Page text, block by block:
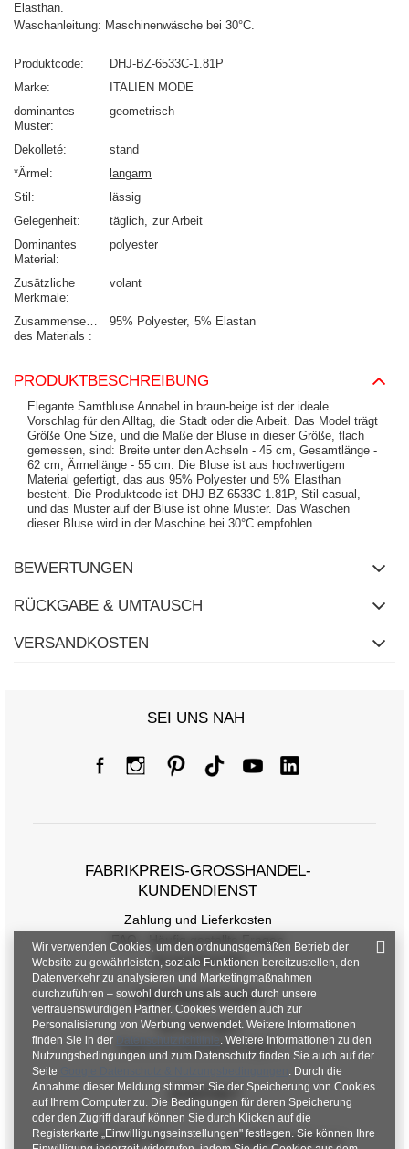
Elasthan.
Waschanleitung: Maschinenwäsche bei 30°C.
Produktcode
DHJ-BZ-6533C-1.81P
Marke
ITALIEN MODE
dominantes
Muster
geometrisch
Dekolleté
stand
*Ärmel
langarm
Stil
lässig
Gelegenheit
täglich zur Arbeit
Dominantes
Material
polyester
Zusätzliche
Merkmale
volant
Zusammensetzung
des Materials
95% Polyester 5% Elastan
PRODUKTBESCHREIBUNG
Elegante Samtbluse Annabel in braun-beige ist der ideale
Vorschlag für den Alltag, die Stadt oder die Arbeit. Das Model trägt
Größe One Size, und die Maße der Bluse in dieser Größe, flach
gemessen, sind: Breite unter den Achseln - 45 cm, Gesamtlänge -
62 cm, Ärmellänge - 55 cm. Die Bluse ist aus hochwertigem
Material gefertigt, das aus 95% Polyester und 5% Elasthan
besteht. Die Produktcode ist DHJ-BZ-6533C-1.81P, Stil casual,
und das Muster auf der Bluse ist ohne Muster. Das Waschen
dieser Bluse wird in der Maschine bei 30°C empfohlen.
BEWERTUNGEN
RÜCKGABE & UMTAUSCH
VERSANDKOSTEN
SEI UNS NAH
FABRIKPREIS-GROSSHANDEL-K
UNDENDIENST
Zahlung und Lieferkosten
FAQ - Häufig gestellte Fragen
Rückgabepolitik
INFORMATIONEN
Verordnungen
Datenschutzbestimmungen
KONTAKT
+48 601 547 740 hurt@factoryprice.eu
Wir verwenden Cookies, um den ordnungsgemäßen Betrieb der
Website zu gewährleisten, soziale Funktionen bereitzustellen, den
Datenverkehr zu analysieren und Marketingmaßnahmen
durchzuführen – sowohl durch uns als auch durch unsere
vertrauenswürdigen Partner. Cookies werden auch zur
Personalisierung von Werbung verwendet. Weitere Informationen
finden Sie in der
Datenschutzrichtlinie. Weitere Informationen zu den
Nutzungsbedingungen und zum Datenschutz finden Sie auch auf der
Seite
. Durch die
Annahme dieser Meldung stimmen Sie der Speicherung von Cookies
auf Ihrem Computer zu. Die Bedingungen für deren Speicherung
oder den Zugriff darauf können Sie durch Klicken auf die
Registerkarte „Einwilligungseinstellungen" festlegen. Sie können Ihre